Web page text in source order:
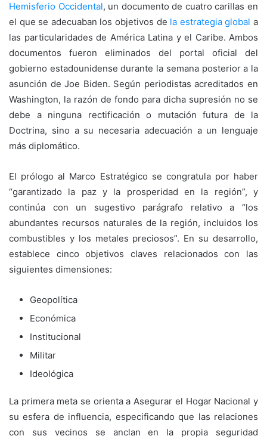
Hemisferio Occidental, un documento de cuatro carillas en
el que se adecuaban los objetivos de la estrategia global a
las particularidades de América Latina y el Caribe. Ambos
documentos fueron eliminados del portal oficial del
gobierno estadounidense durante la semana posterior a la
asunción de Joe Biden. Según periodistas acreditados en
Washington, la razón de fondo para dicha supresión no se
debe a ninguna rectificación o mutación futura de la
Doctrina, sino a su necesaria adecuación a un lenguaje
más diplomático.
El prólogo al Marco Estratégico se congratula por haber
“garantizado la paz y la prosperidad en la región”, y
continúa con un sugestivo parágrafo relativo a “los
abundantes recursos naturales de la región, incluidos los
combustibles y los metales preciosos”. En su desarrollo,
establece cinco objetivos claves relacionados con las
siguientes dimensiones:
Geopolítica
Económica
Institucional
Militar
Ideológica
La primera meta se orienta a Asegurar el Hogar Nacional y
su esfera de influencia, especificando que las relaciones
con sus vecinos se anclan en la propia seguridad